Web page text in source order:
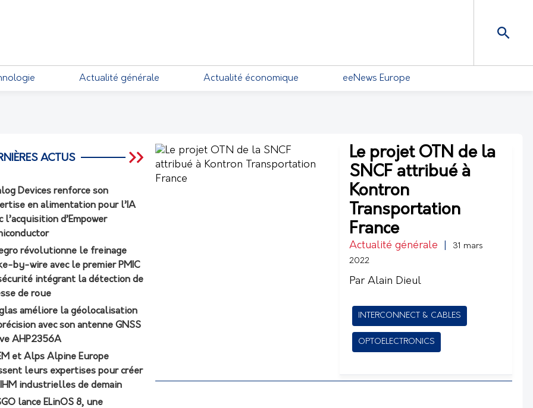
Actualité générale Actualité économique eeNews Europe
Le projet OTN de la
SNCF attribué à
Kontron
Transportation
France
Actualité générale
31 mars
2022
Par Alain Dieul
INTERCONNECT & CABLES
OPTOELECTRONICS
ACTUS
Devices renforce son
en alimentation pour l’IA
l’acquisition d’Empower
révolutionne le freinage
by-wire avec le premier PMIC
intégrant la détection de
de roue
améliore la géolocalisation
avec son antenne GNSS
AHP2356A
et Alps Alpine Europe
leurs expertises pour créer
industrielles de demain
lance ELinOS 8, une